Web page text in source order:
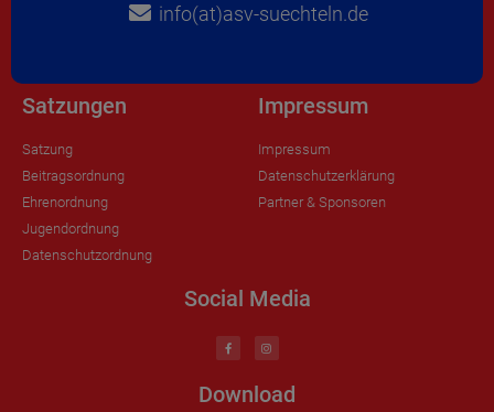
info(at)asv-suechteln.de
Satzungen
Satzung
Beitragsordnung
Ehrenordnung
Jugendordnung
Datenschutzordnung
Impressum
Impressum
Datenschutzerklärung
Partner & Sponsoren
Social Media
Download